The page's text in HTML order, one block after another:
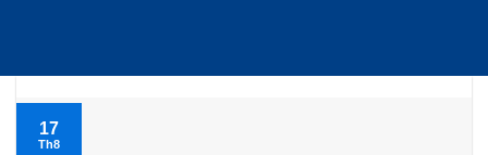
17
Th8